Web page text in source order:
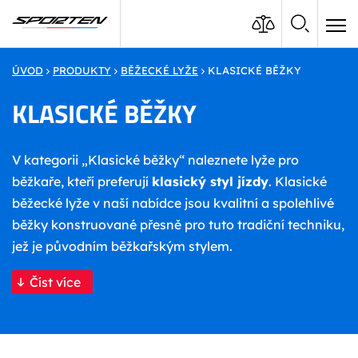
ÚVOD PRODUKTY BĚŽECKÉ LYŽE KLASICKÉ BĚŽKY
KLASICKÉ BĚŽKY
V kategorii „Klasické běžky“ naleznete lyže pro
běžkaře, kteří preferují klasický styl jízdy. Klasické
běžecké lyže v naší nabídce jsou kvalitní a spolehlivé
běžky konstruované přesně pro tuto tradiční techniku,
jež je původním běžkařským stylem.
Číst více